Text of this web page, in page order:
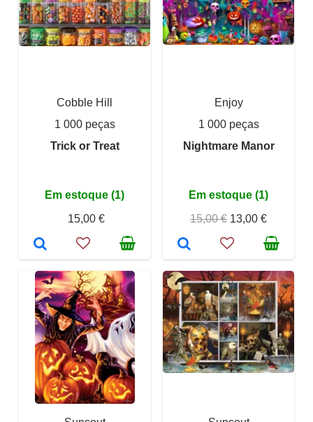
Cobble Hill
1 000 peças
Trick or Treat
Em estoque (1)
15,00 €
Enjoy
1 000 peças
Nightmare Manor
Em estoque (1)
15,00 € 13,00 €